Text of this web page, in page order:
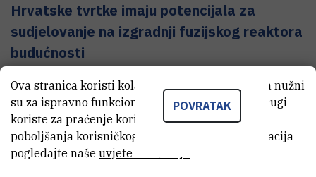
Hrvatske tvrtke imaju potencijala za
sudjelovanje na izgradnji fuzijskog reaktora
budućnosti
27.11.2013.
Ruđerovoj znanstvenici dodijeljena nagrada
POVRATAK
Ova stranica koristi kolačiće. Neki od tih kolačića nužni
su za ispravno funkcioniranje stranice, dok se drugi
koriste za praćenje korištenja stranice radi
poboljšanja korisničkog iskustva. Za više informacija
pogledajte naše uvjete korištenja.